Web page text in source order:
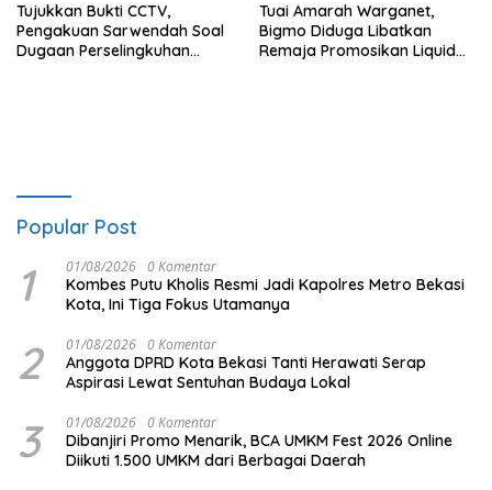
Tujukkan Bukti CCTV,
Pengakuan Sarwendah Soal
Dugaan Perselingkuhan
Tuai Amarah Warganet,
Bigmo Diduga Libatkan
Remaja Promosikan Liquid
Popular Post
1 01/08/2026 0 Komentar
Kombes Putu Kholis Resmi Jadi Kapolres Metro Bekasi
Kota, Ini Tiga Fokus Utamanya
2 01/08/2026 0 Komentar
Anggota DPRD Kota Bekasi Tanti Herawati Serap
Aspirasi Lewat Sentuhan Budaya Lokal
3 01/08/2026 0 Komentar
Dibanjiri Promo Menarik, BCA UMKM Fest 2026 Online
Diikuti 1.500 UMKM dari Berbagai Daerah